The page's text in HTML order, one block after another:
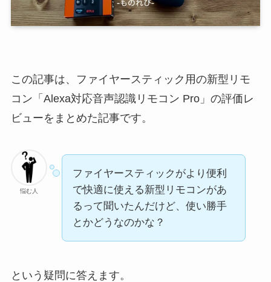
この記事は、ファイヤースティック用の新型リモ
コン「Alexa対応音声認識リモコン Pro」の評価レ
ビューをまとめた記事です。
悩む人
ファイヤースティックがより便利
で快適に使える新型リモコンがあ
るって聞いたんだけど、使い勝手
とかどうなのかな？
という疑問に答えます。